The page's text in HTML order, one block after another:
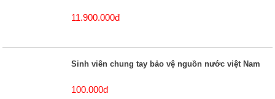
11.900.000đ
Sinh viên chung tay bảo vệ nguồn nước việt Nam
100.000đ